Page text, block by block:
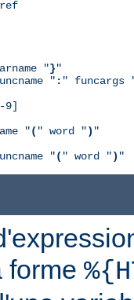
"}"
" : " funcargs
9]
"( " word ") "
"( " word ") "
forme